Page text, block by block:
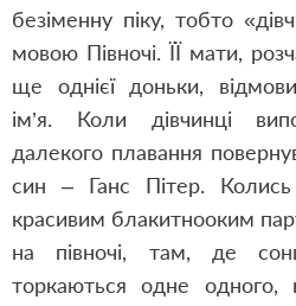
безіменну піку, тобто
мовою Півночі. ЇЇ мати,
ще однієї доньки,
ім’я. Коли дівчинці
далекого плавання
син – Ганс Пітер.
красивим блакитнооким
на півночі, там, де
торкаються одне одного,